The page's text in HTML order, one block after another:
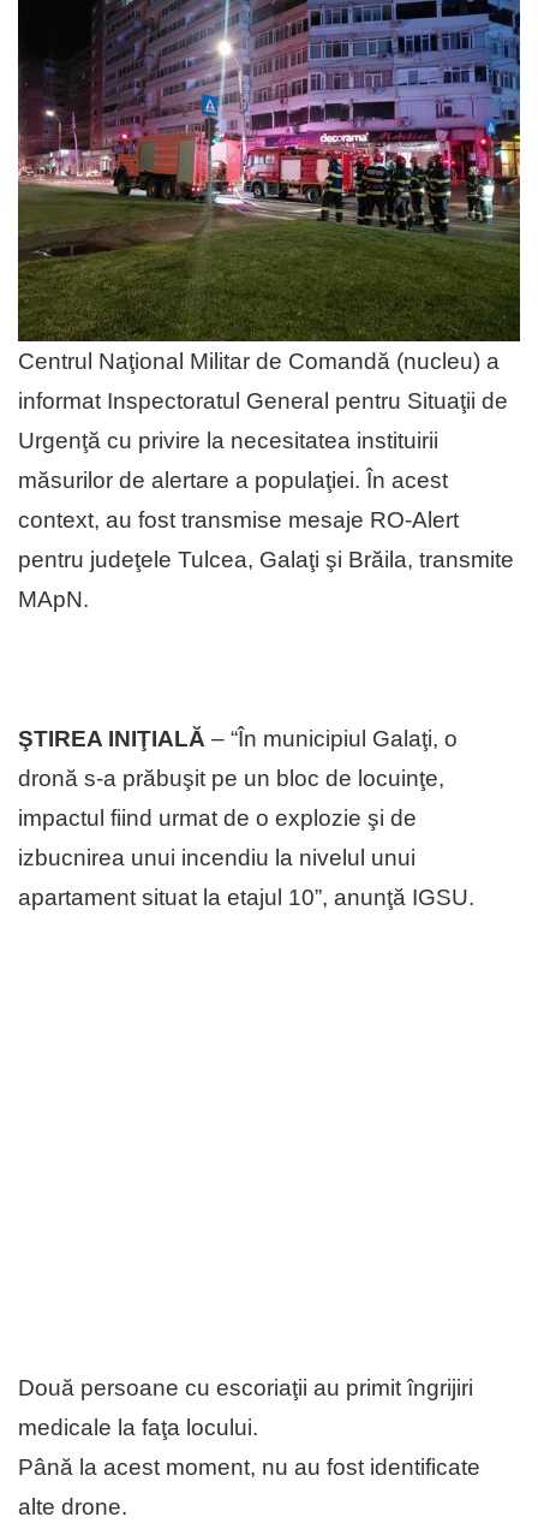
Centrul Naţional Militar de Comandă (nucleu) a
informat Inspectoratul General pentru Situaţii de
Urgenţă cu privire la necesitatea instituirii
măsurilor de alertare a populaţiei. În acest
context, au fost transmise mesaje RO-Alert
pentru judeţele Tulcea, Galaţi şi Brăila, transmite
MApN.
ŞTIREA INIŢIALĂ – “În municipiul Galaţi, o
dronă s-a prăbuşit pe un bloc de locuinţe,
impactul fiind urmat de o explozie şi de
izbucnirea unui incendiu la nivelul unui
apartament situat la etajul 10”, anunţă IGSU.
Două persoane cu escoriaţii au primit îngrijiri
medicale la faţa locului.
Până la acest moment, nu au fost identificate
alte drone.